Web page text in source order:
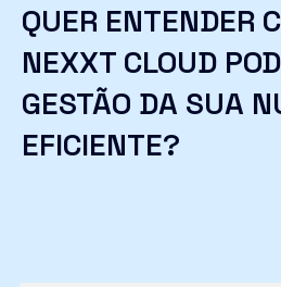
QUER ENTENDER
NEXXT CLOUD
GESTÃO DA SUA
EFICIENTE?